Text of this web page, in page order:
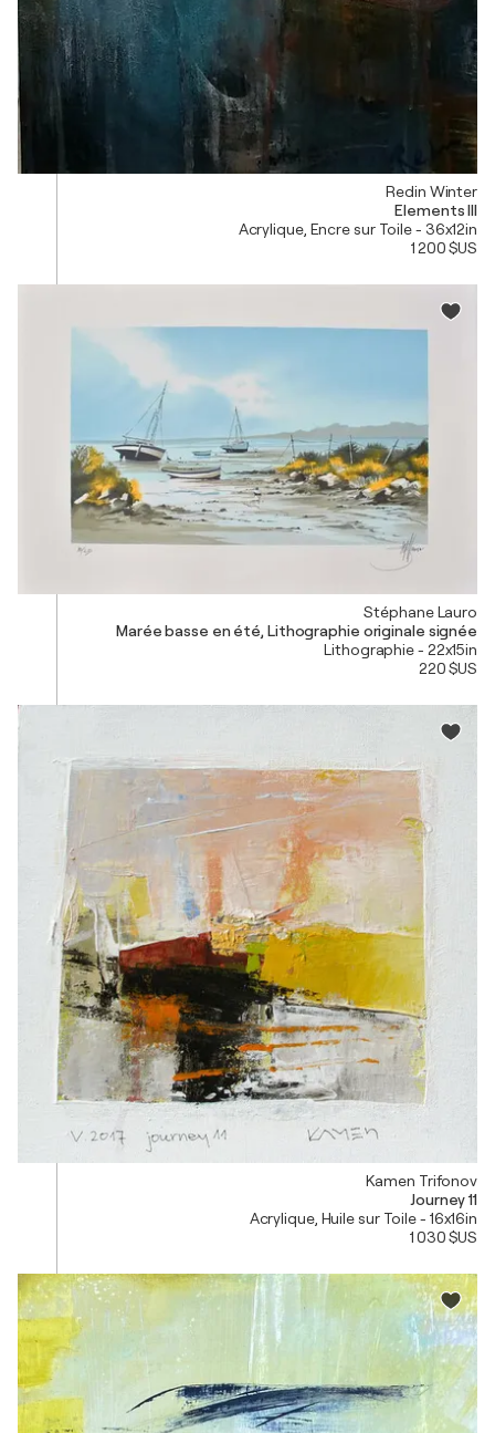
Redin Winter
Elements III
Acrylique, Encre sur Toile - 36x12in
1 200 $US
Stéphane Lauro
Marée basse en été, Lithographie originale signée
Lithographie - 22x15in
220 $US
Kamen Trifonov
Journey 11
Acrylique, Huile sur Toile - 16x16in
1 030 $US